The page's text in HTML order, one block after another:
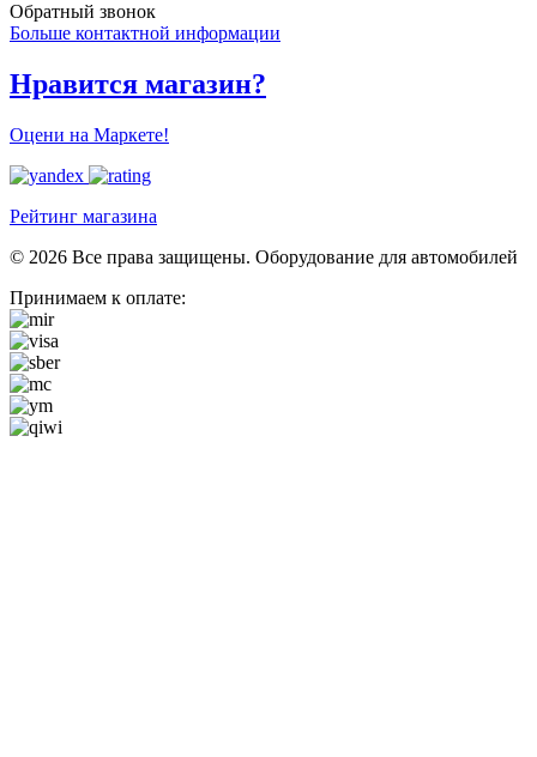
Обратный звонок
Больше контактной информации
Нравится магазин?
Оцени на Маркете!
Рейтинг магазина
© 2026 Все права защищены. Оборудование для автомобилей
Принимаем к оплате: